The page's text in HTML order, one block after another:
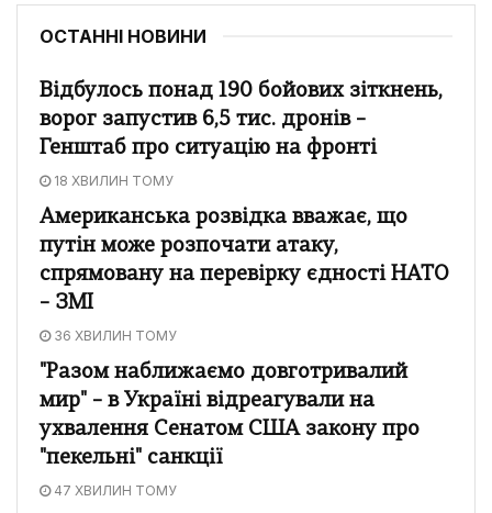
ОСТАННІ НОВИНИ
Відбулось понад 190 бойових зіткнень,
ворог запустив 6,5 тис. дронів –
Генштаб про ситуацію на фронті
18 ХВИЛИН ТОМУ
Американська розвідка вважає, що
путін може розпочати атаку,
спрямовану на перевірку єдності НАТО
– ЗМІ
36 ХВИЛИН ТОМУ
"Разом наближаємо довготривалий
мир" – в Україні відреагували на
ухвалення Сенатом США закону про
"пекельні" санкції
47 ХВИЛИН ТОМУ